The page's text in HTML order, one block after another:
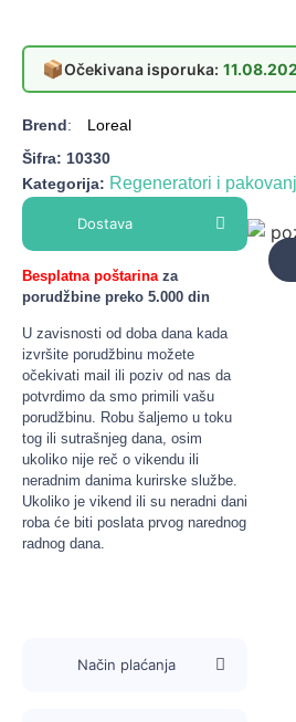
📦Očekivana isporuka:
Brend:
Loreal
Šifra: 10330
Kategorija: Regeneratori i
Dostava
Besplatna poštarina za
porudžbine preko 5.000 din
U zavisnosti od doba dana kada
izvršite porudžbinu možete
očekivati mail ili poziv od nas da
potvrdimo da smo primili vašu
porudžbinu. Robu šaljemo u toku
tog ili sutrašnjeg dana, osim
ukoliko nije reč o vikendu ili
neradnim danima kurirske službe.
Ukoliko je vikend ili su neradni dani
roba će biti poslata prvog narednog
radnog dana.
Način plaćanja